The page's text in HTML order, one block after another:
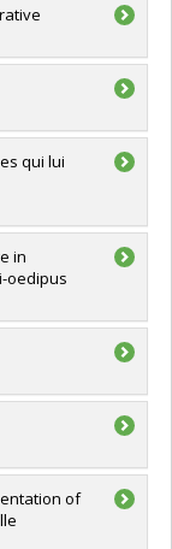
qui lui
in
oedipus
of